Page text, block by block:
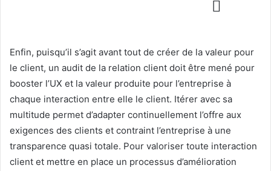
Enfin, puisqu’il s’agit avant tout de créer de la valeur pour
le client, un audit de la relation client doit être mené pour
booster l’UX et la valeur produite pour l’entreprise à
chaque interaction entre elle le client. Itérer avec sa
multitude permet d’adapter continuellement l’offre aux
exigences des clients et contraint l’entreprise à une
transparence quasi totale. Pour valoriser toute interaction
client et mettre en place un processus d’amélioration